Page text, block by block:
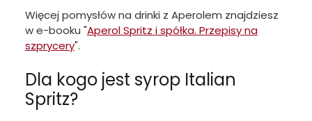
Więcej pomysłów na drinki z Aperolem znajdziesz
w e-booku "Aperol Spritz i spółka. Przepisy na
szprycery".
Dla kogo jest syrop Italian
Spritz?